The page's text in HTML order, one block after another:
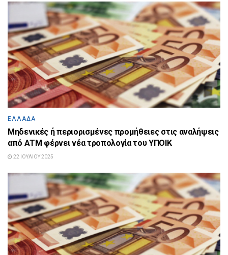
ΕΛΛΆΔΑ
Μηδενικές ή περιορισμένες προμήθειες στις αναλήψεις
από ΑΤΜ φέρνει νέα τροπολογία του ΥΠΟΙΚ
22 ΙΟΥΛΊΟΥ 2025